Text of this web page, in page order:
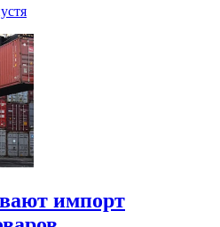
импорт